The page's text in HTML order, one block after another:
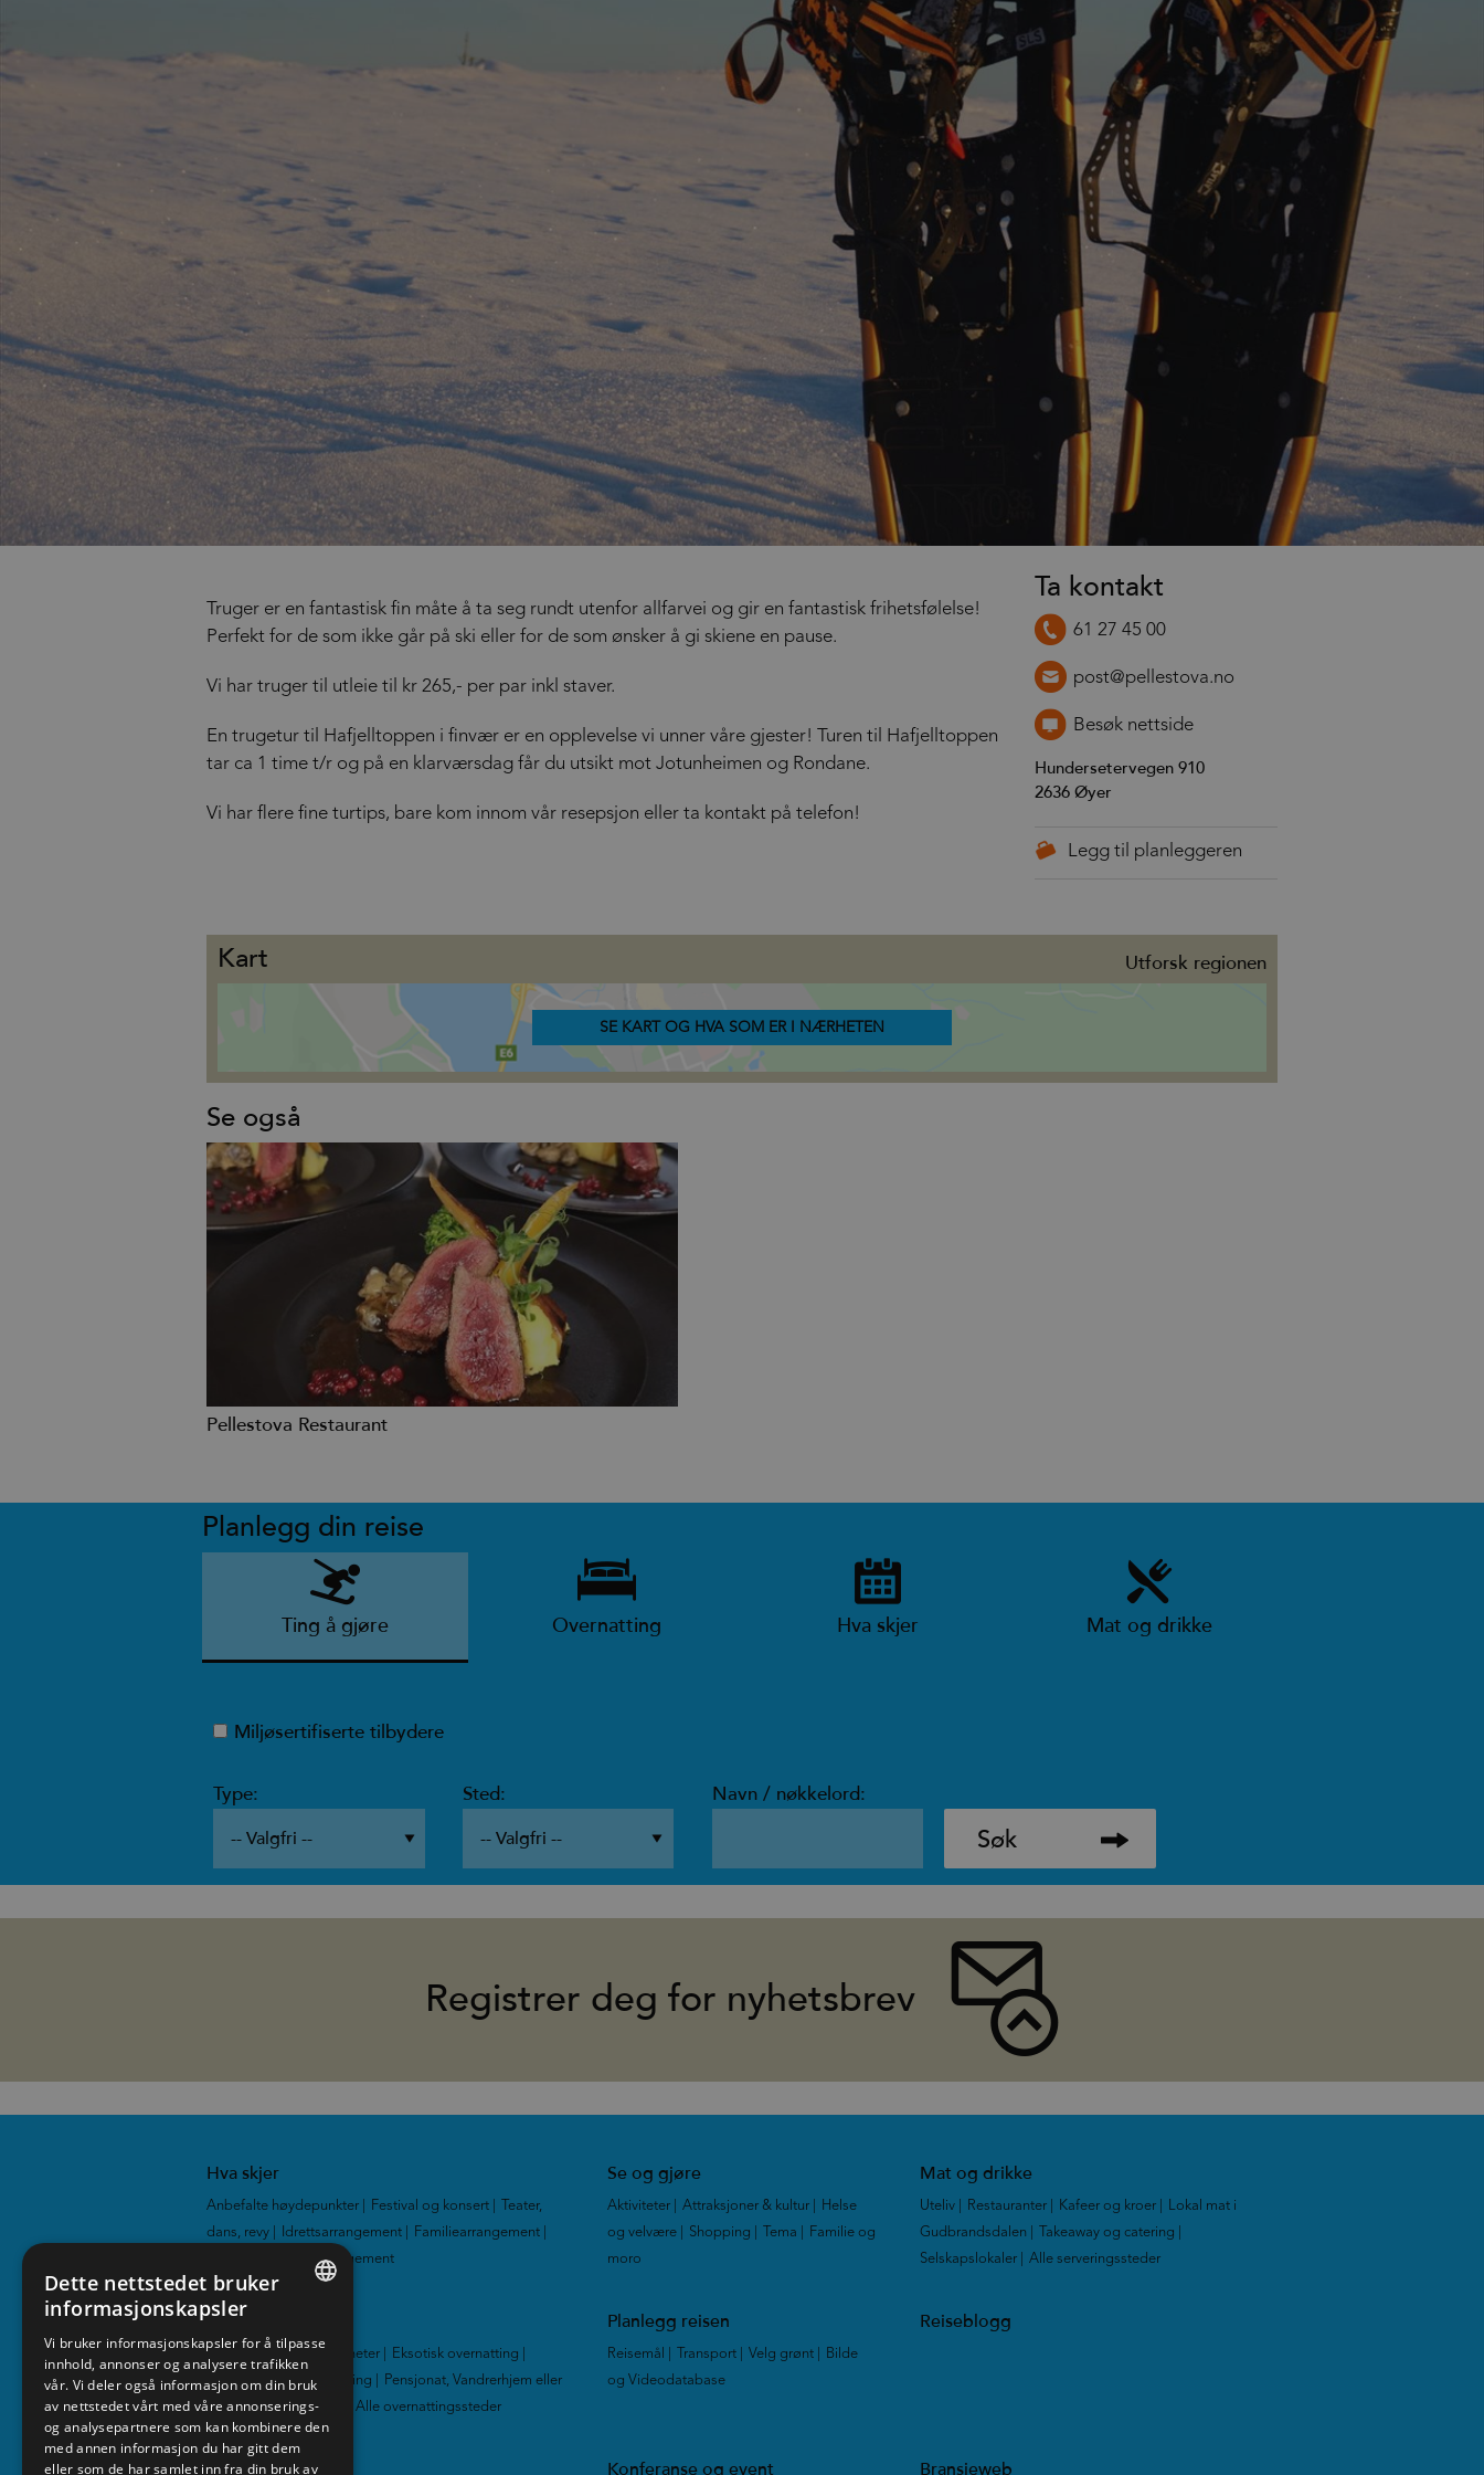
Truger er en fantastisk fin måte å ta seg rundt utenfor allfarvei og gir en fantastisk frihetsfølelse!
Perfekt for de som ikke går på ski eller for de som ønsker å gi skiene en pause.
Vi har truger til utleie til kr 265,- per par inkl staver.
En trugetur til Hafjelltoppen i finvær er en opplevelse vi unner våre gjester! Turen til Hafjelltoppen
tar ca 1 time t/r og på en klarværsdag får du utsikt mot Jotunheimen og Rondane.
Vi har flere fine turtips, bare kom innom vår resepsjon eller ta kontakt på telefon!
Ta kontakt
61 27 45 00
post@pellestova.no
Besøk nettside
Hundersetervegen 910
2636 Øyer
Kart Utforsk regionen
SE KART OG HVA SOM ER I NÆRHETEN
Se også
Pellestova Restaurant
Planlegg din reise
Ting å gjøre Overnatting Hva skjer Mat og drikke
Miljøsertifiserte tilbydere
Type: Sted: Navn / nøkkelord:
Registrer deg for nyhetsbrev
Hva skjer
Anbefalte høydepunkter Festival og konsert
Teater,
dans, revy
Idrettsarrangement Familiearrangement
Alle arrangement
Se og gjøre
Aktiviteter Attraksjoner & kultur
Helse
og velvære
Shopping Tema
Familie og
moro
Mat og drikke
Uteliv Restauranter Kafeer og kroer
Lokal mat i
Gudbrandsdalen
Takeaway og catering
Selskapslokaler
Alle serveringssteder
Overnatting
Hotell Hytter og leiligheter Eksotisk overnatting
Familievennlig overnatting
Pensjonat, Vandrerhjem eller
Gårdsferie| Camping Alle overnattingssteder
Planlegg reisen
Reisemål Transport Velg grønt
Bilde
og Videodatabase
Reiseblogg
Media Konferanse og event Bransjeweb
NORWEGIAN
GERMAN
Dette nettstedet bruker
informasjonskapsler
Vi bruker informasjonskapsler for å tilpasse
innhold, annonser og analysere trafikken
vår. Vi deler også informasjon om din bruk
av nettstedet vårt med våre annonserings-
og analysepartnere som kan kombinere den
med annen informasjon du har gitt dem
eller som de har samlet inn fra din bruk av